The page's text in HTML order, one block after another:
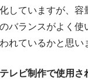
していますが、容
バランスがよく使
れているかと思い
レビ制作で使用さ